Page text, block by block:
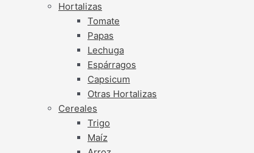
Hortalizas
Tomate
Papas
Lechuga
Espárragos
Capsicum
Otras Hortalizas
Cereales
Trigo
Maíz